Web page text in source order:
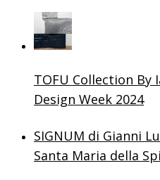
TOFU Collection By
Design Week 2024
SIGNUM di Gianni
Santa Maria della